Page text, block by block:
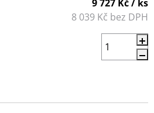
9 727 Kč/ ks
8 039 Kč bez DPH